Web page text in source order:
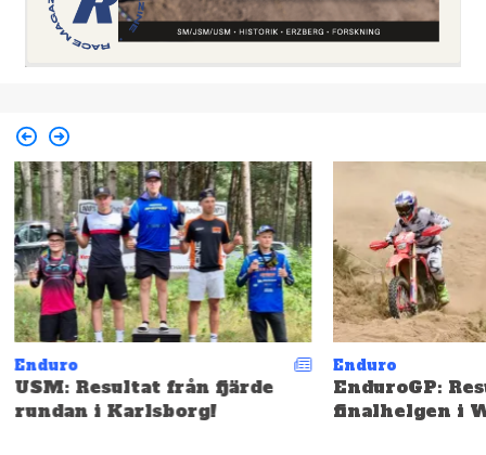
Enduro
USM: Resultat från fjärde
rundan i Karlsborg!
Enduro
EnduroGP:
finalhelgen i